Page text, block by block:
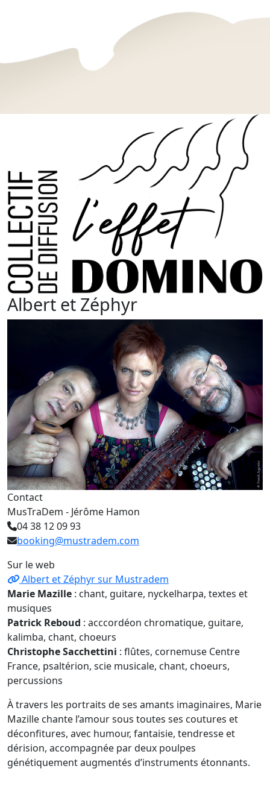
Albert et Zéphyr
Contact
MusTraDem - Jérôme Hamon
04 38 12 09 93
booking@mustradem.com
Sur le web
Albert et Zéphyr sur Mustradem
Marie Mazille : chant, guitare, nyckelharpa, textes et
musiques
Patrick Reboud : acccordéon chromatique, guitare,
kalimba, chant, choeurs
Christophe Sacchettini : flûtes, cornemuse Centre
France, psaltérion, scie musicale, chant, choeurs,
percussions
À travers les portraits de ses amants imaginaires, Marie
Mazille chante l’amour sous toutes ses coutures et
déconfitures, avec humour, fantaisie, tendresse et
dérision, accompagnée par deux poulpes
génétiquement augmentés d’instruments étonnants.